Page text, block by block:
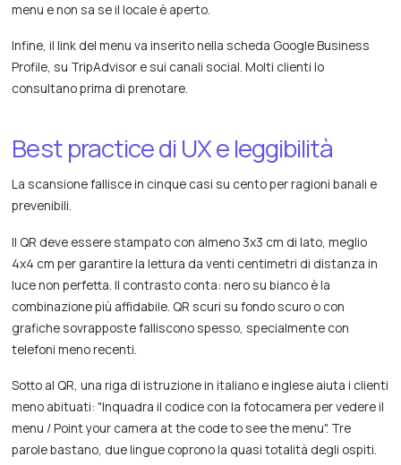
menu e non sa se il locale è aperto.
Infine, il link del menu va inserito nella scheda Google Business
Profile, su TripAdvisor e sui canali social. Molti clienti lo
consultano prima di prenotare.
Best practice di UX e leggibilità
La scansione fallisce in cinque casi su cento per ragioni banali e
prevenibili.
Il QR deve essere stampato con almeno 3x3 cm di lato, meglio
4x4 cm per garantire la lettura da venti centimetri di distanza in
luce non perfetta. Il contrasto conta: nero su bianco è la
combinazione più affidabile. QR scuri su fondo scuro o con
grafiche sovrapposte falliscono spesso, specialmente con
telefoni meno recenti.
Sotto al QR, una riga di istruzione in italiano e inglese aiuta i clienti
meno abituati: "Inquadra il codice con la fotocamera per vedere il
menu / Point your camera at the code to see the menu". Tre
parole bastano, due lingue coprono la quasi totalità degli ospiti.